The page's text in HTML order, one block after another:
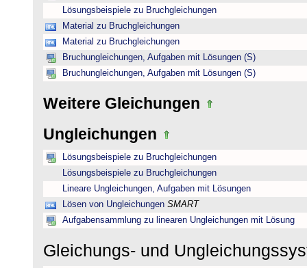
Lösungsbeispiele zu Bruchgleichungen
Material zu Bruchgleichungen
Material zu Bruchgleichungen
Bruchungleichungen, Aufgaben mit Lösungen (S)
Bruchungleichungen, Aufgaben mit Lösungen (S)
Weitere Gleichungen
Ungleichungen
Lösungsbeispiele zu Bruchgleichungen
Lösungsbeispiele zu Bruchgleichungen
Lineare Ungleichungen, Aufgaben mit Lösungen
Lösen von Ungleichungen SMART
Aufgabensammlung zu linearen Ungleichungen mit Lösung
Gleichungs- und